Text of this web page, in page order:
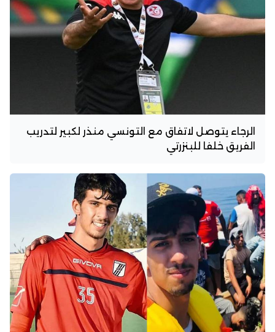
الرجاء يتوصل لاتفاق مع التونسي منذر لكبير لتدريب
الفريق خلفا للبنزرتي